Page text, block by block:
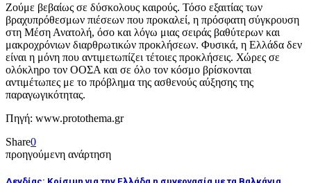
Ζούμε βεβαίως σε δύσκολους καιρούς. Τόσο εξαιτίας των
βραχυπρόθεσμων πιέσεων που προκαλεί, η πρόσφατη σύγκρουση
στη Μέση Ανατολή, όσο και λόγω μιας σειράς βαθύτερων και
μακροχρόνιων διαρθρωτικών προκλήσεων. Φυσικά, η Ελλάδα δεν
είναι η μόνη που αντιμετωπίζει τέτοιες προκλήσεις. Χώρες σε
ολόκληρο τον ΟΟΣΑ και σε όλο τον κόσμο βρίσκονται
αντιμέτωπες με το πρόβλημα της ασθενούς αύξησης της
παραγωγικότητας.
Πηγή: www.protothema.gr
Share0
προηγούμενη ανάρτηση